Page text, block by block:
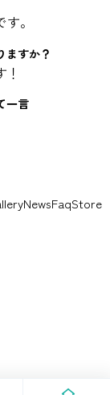
。
ますか？
一言
NewsFaqStore